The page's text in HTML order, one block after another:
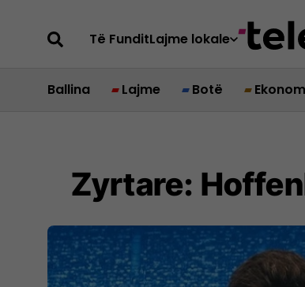
Të FunditLajme lokale
Ballina Lajme Botë
Zyrtare: